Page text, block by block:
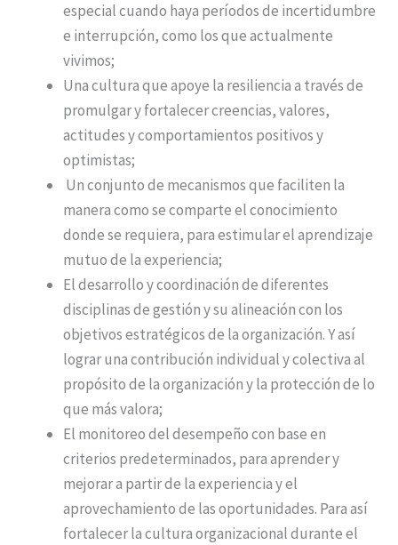
especial cuando haya períodos de incertidumbre
e interrupción, como los que actualmente
vivimos;
Una cultura que apoye la resiliencia a través de
promulgar y fortalecer creencias, valores,
actitudes y comportamientos positivos y
optimistas;
Un conjunto de mecanismos que faciliten la
manera como se comparte el conocimiento
donde se requiera, para estimular el aprendizaje
mutuo de la experiencia;
El desarrollo y coordinación de diferentes
disciplinas de gestión y su alineación con los
objetivos estratégicos de la organización. Y así
lograr una contribución individual y colectiva al
propósito de la organización y la protección de lo
que más valora;
El monitoreo del desempeño con base en
criterios predeterminados, para aprender y
mejorar a partir de la experiencia y el
aprovechamiento de las oportunidades. Para así
fortalecer la cultura organizacional durante el